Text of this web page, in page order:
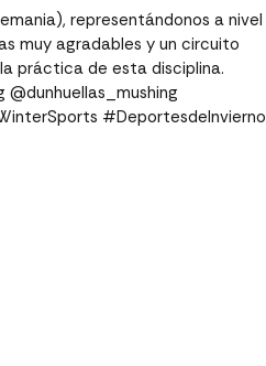
representándonos a nivel
muy agradables y un circuito
práctica de esta disciplina.
#DeportesdeInvierno